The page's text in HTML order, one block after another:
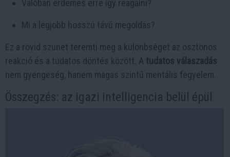
Valóban érdemes erre így reagálni?
Mi a legjobb hosszú távú megoldás?
Ez a rövid szünet teremti meg a különbséget az ösztönös
reakció és a tudatos döntés között. A tudatos válaszadás
nem gyengeség, hanem magas szintű mentális fegyelem.
Összegzés: az igazi intelligencia belül épül